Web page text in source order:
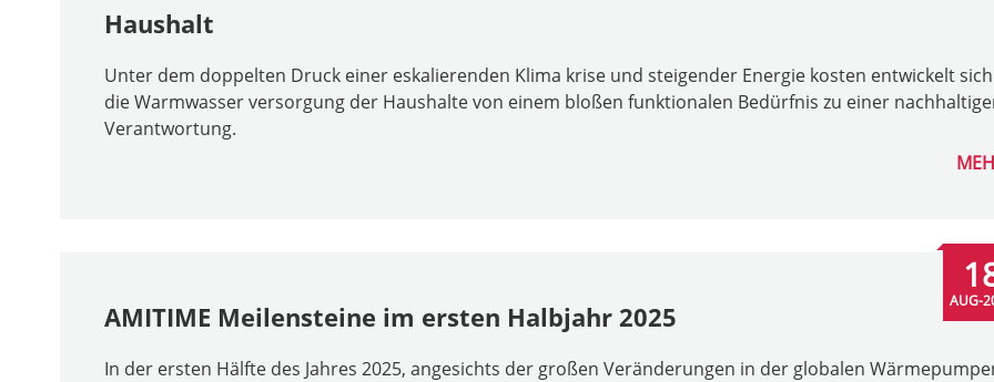
Haushalt
Unter dem doppelten Druck einer eskalierenden Klima krise und steigender Energie kosten entwickelt sich
die Warmwasser versorgung der Haushalte von einem bloßen funktionalen Bedürfnis zu einer
Verantwortung.
AMITIME Meilensteine im ersten Halbjahr 2025
In der ersten Hälfte des Jahres 2025, angesichts der großen Veränderungen in der globalen
AUG-